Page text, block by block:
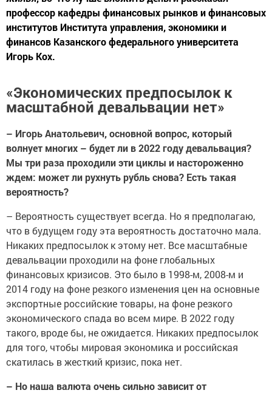
профессор кафедры финансовых рынков и финансовых
институтов Института управления, экономики и
финансов Казанского федерального университета
Игорь Кох.
«Экономических предпосылок к
масштабной девальвации нет»
– Игорь Анатольевич, основной вопрос, который
волнует многих – будет ли в 2022 году девальвация?
Мы три раза проходили эти циклы и настороженно
ждем: может ли рухнуть рубль снова? Есть такая
вероятность?
– Вероятность существует всегда. Но я предполагаю,
что в будущем году эта вероятность достаточно мала.
Никаких предпосылок к этому нет. Все масштабные
девальвации проходили на фоне глобальных
финансовых кризисов. Это было в 1998-м, 2008-м и
2014 году на фоне резкого изменения цен на основные
экспортные российские товары, на фоне резкого
экономического спада во всем мире. В 2022 году
такого, вроде бы, не ожидается. Никаких предпосылок
для того, чтобы мировая экономика и российская
скатилась в жесткий кризис, пока нет.
– Но наша валюта очень сильно зависит от